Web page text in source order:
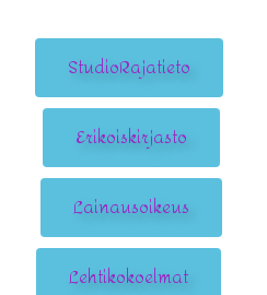
StudioRajatieto
Erikoiskirjasto
Lainausoikeus
Lehtikokoelmat